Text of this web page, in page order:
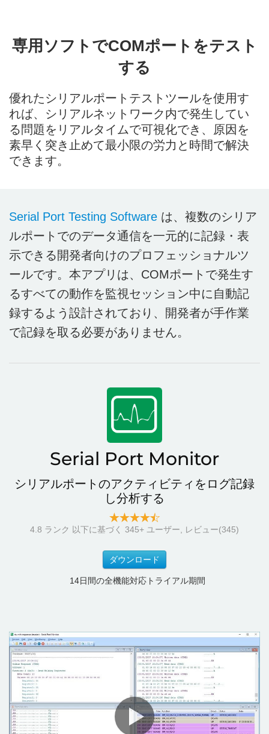
専用ソフトでCOMポートをテスト
する
優れたシリアルポートテストツールを使用す
れば、シリアルネットワーク内で発生してい
る問題をリアルタイムで可視化でき、原因を
素早く突き止めて最小限の労力と時間で解決
できます。
Serial Port Testing Software は、複数のシリア
ルポートでのデータ通信を一元的に記録・表
示できる開発者向けのプロフェッショナルツ
ールです。本アプリは、COMポートで発生す
るすべての動作を監視セッション中に自動記
録するよう設計されており、開発者が手作業
で記録を取る必要がありません。
Serial Port Monitor
シリアルポートのアクティビティをログ記録
し分析する
4.8 ランク 以下に基づく 345+ ユーザー, レビュー(345)
ダウンロード
14日間の全機能対応トライアル期間